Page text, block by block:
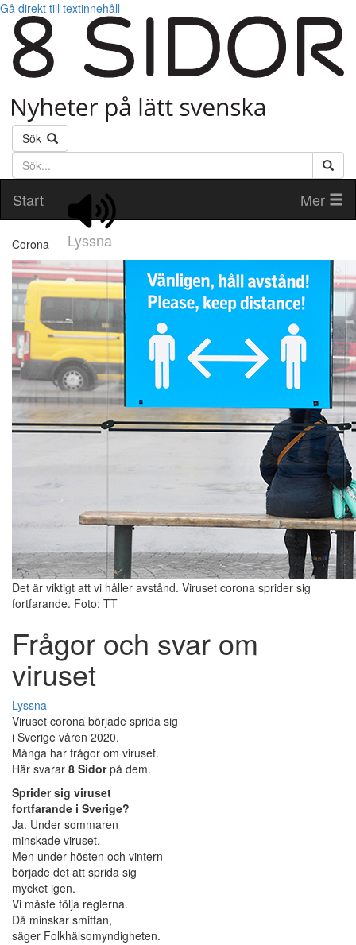
Gå direkt till textinnehåll
Sök
Söktext
Start
Lyssna
Mer
Corona
Det är viktigt att vi håller avstånd. Viruset corona sprider sig
fortfarande. Foto: TT
Frågor och svar om
viruset
Lyssna
Viruset corona började sprida sig
i Sverige våren 2020.
Många har frågor om viruset.
Här svarar 8 Sidorpå dem.
Sprider sig viruset
fortfarande i Sverige?
Ja. Under sommaren
minskade viruset.
Men under hösten och vintern
började det att sprida sig
mycket igen.
Vi måste följa reglerna.
Då minskar smittan,
säger Folkhälsomyndigheten.